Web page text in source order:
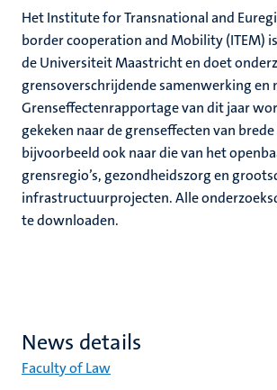
Het Institute for Transnational and
border cooperation and Mobility (ITEM)
de Universiteit Maastricht en doet
grensoverschrijdende samenwerking en
Grenseffectenrapportage van dit jaar
gekeken naar de grenseffecten van
bijvoorbeeld ook naar die van het
grensregio’s, gezondheidszorg en
infrastructuurprojecten. Alle
te downloaden.
News details
Faculty of Law